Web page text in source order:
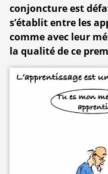
conjoncture est
s’établit entre les
comme avec leur
la qualité de ce